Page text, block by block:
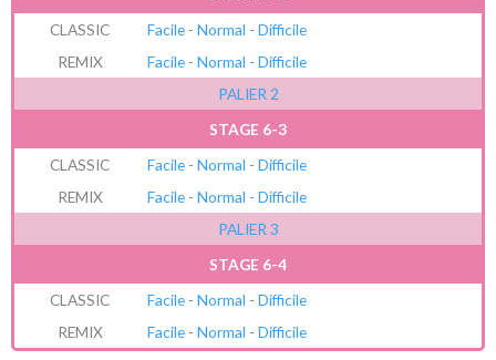
CLASSIC
Facile - Normal - Difficile
REMIX
Facile - Normal - Difficile
PALIER 2
STAGE 6-3
CLASSIC
Facile - Normal - Difficile
REMIX
Facile - Normal - Difficile
PALIER 3
STAGE 6-4
CLASSIC
Facile - Normal - Difficile
REMIX
Facile - Normal - Difficile